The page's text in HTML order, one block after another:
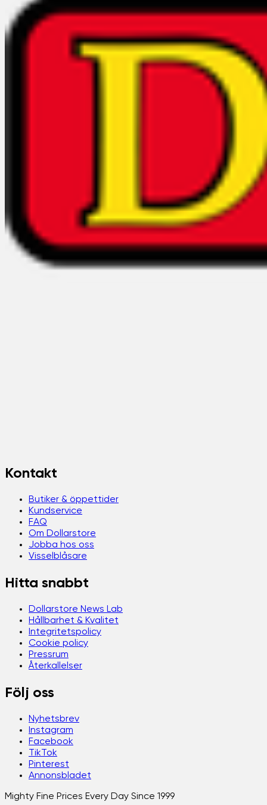
Kontakt
Butiker & öppettider
Kundservice
FAQ
Om Dollarstore
Jobba hos oss
Visselblåsare
Hitta snabbt
Dollarstore News Lab
Hållbarhet & Kvalitet
Integritetspolicy
Cookie policy
Pressrum
Återkallelser
Följ oss
Nyhetsbrev
Instagram
Facebook
TikTok
Pinterest
Annonsbladet
Mighty Fine Prices Every Day Since 1999